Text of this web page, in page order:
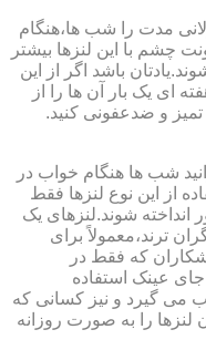
مدت را شب ها،هنگام
چشم با این لنزها بیشتر
باشد اگر از این
ای یک بار آن ها را از
و ضدعفونی کنید.
شب ها هنگام خواب در
از این نوع لنزها فقط
شوند.لنزهای یک
ترند،معمولاً برای
که فقط در
عینک استفاده
می گیرد و نیز کسانی که
را به صورت روزانه